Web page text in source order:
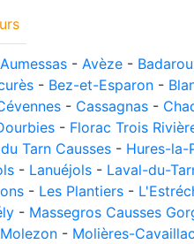
Aumessas - Avèze -
- Bez-et-Esparon -
- Cassagnas -
- Florac Trois
Tarn Causses - Hures-la-
- Lanuéjols - Laval-du-
- Les Plantiers -
- Massegros Causses
Molezon - Molières-Cavaillac